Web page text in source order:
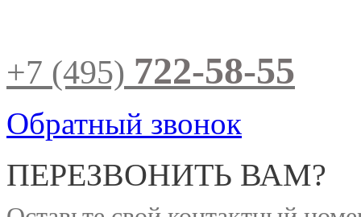
+7 (495) 722-58-55
Обратный звонок
ПЕРЕЗВОНИТЬ ВАМ?